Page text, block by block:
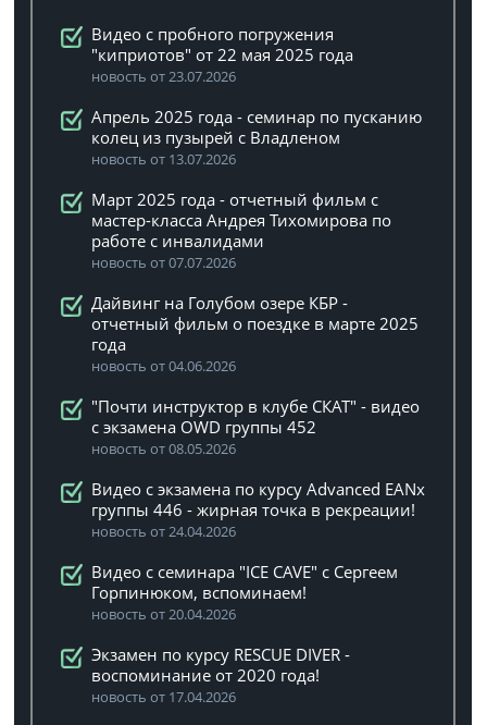
Видео с пробного погружения
"киприотов" от 22 мая 2025 года
новость от 23.07.2026
Апрель 2025 года - семинар по пусканию
колец из пузырей с Владленом
новость от 13.07.2026
Март 2025 года - отчетный фильм с
мастер-класса Андрея Тихомирова по
работе с инвалидами
новость от 07.07.2026
Дайвинг на Голубом озере КБР -
отчетный фильм о поездке в марте 2025
года
новость от 04.06.2026
"Почти инструктор в клубе СКАТ" - видео
с экзамена OWD группы 452
новость от 08.05.2026
Видео с экзамена по курсу Advanced EANx
группы 446 - жирная точка в рекреации!
новость от 24.04.2026
Видео с семинара "ICE CAVE" с Сергеем
Горпинюком, вспоминаем!
новость от 20.04.2026
Экзамен по курсу RESCUE DIVER -
воспоминание от 2020 года!
новость от 17.04.2026